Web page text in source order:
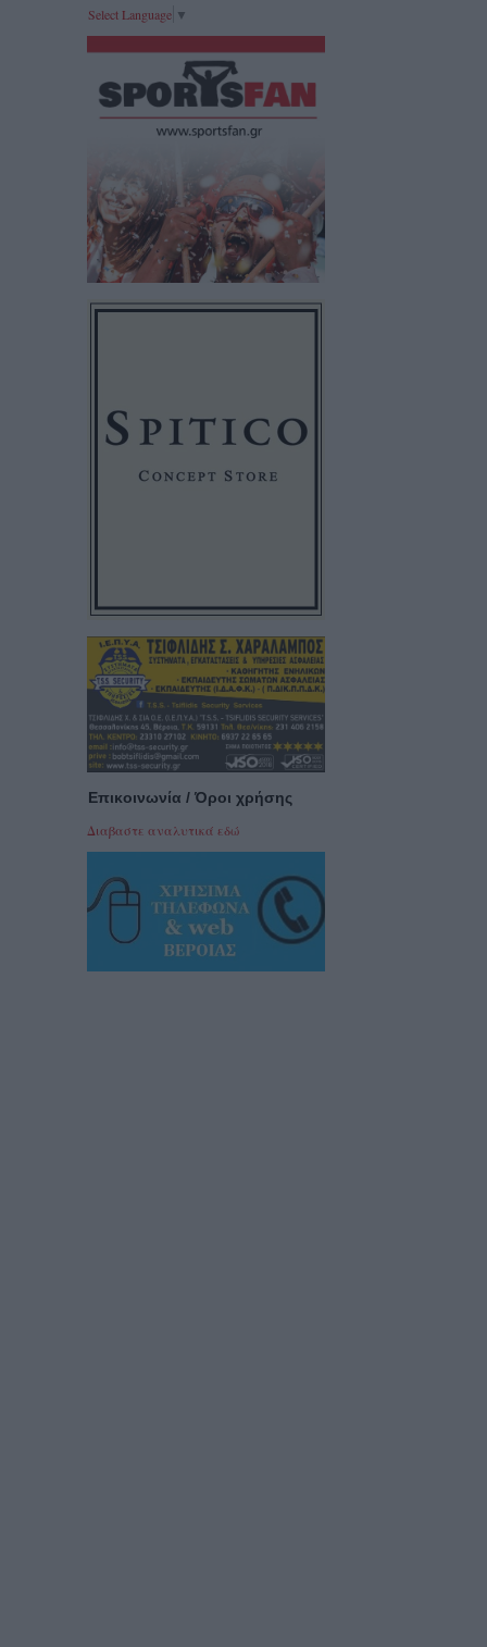
Select Language ▼
Επικοινωνία / Όροι χρήσης
Διαβαστε αναλυτικά εδώ